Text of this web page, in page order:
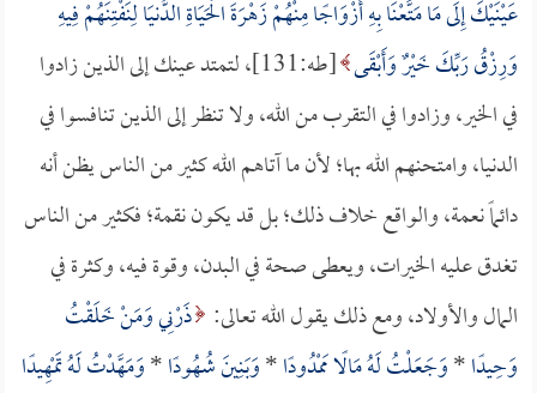
عَيْنَيْكَ إِلَى مَا مَتَّعْنَا بِهِ أَزْوَاجًا مِنْهُمْ زَهْرَةَ الْحَيَاةِ الدُّنيَا لِنَفْتِنَهُمْ فِيهِ
وَرِزْقُ رَبِّكَ خَيْرٌ وَأَبْقَى
[طه:131]، لتمتد عينك إلى الذين زادوا
في الخير، وزادوا في التقرب من الله، ولا تنظر إلى الذين تنافسوا في
الدنيا، وامتحنهم الله بها؛ لأن ما آتاهم الله كثير من الناس يظن أنه
دائماً نعمة، والواقع خلاف ذلك؛ بل قد يكون نقمة؛ فكثير من الناس
تغدق عليه الخيرات، ويعطى صحة في البدن، وقوة فيه، وكثرة في
المال والأولاد، ومع ذلك يقول الله تعالى: ذَرْنِي وَمَنْ خَلَقْتُ
وَحِيدًا*وَجَعَلْتُ لَهُ مَالًا مَمْدُودًا*وَبَنِينَ شُهُودًا*وَمَهَّدْتُ لَهُ تَمْهِيدًا